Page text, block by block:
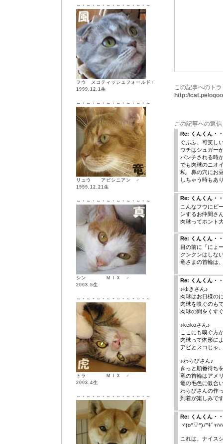
～・～・～・～・～・～・～・～
フウ スコティッシュフォールド♀
1999.12.1生
～・～・～・～・～・～・～・～
リュウ アビシニアン ♂
1999.12.21生
～・～・～・～・～・～・～・～
シン ＭＩＸ ♂
2003.5生
～・～・～・～・～・～・～・～
トラ ＭＩＸ ♂
2003.4生
～・～・～・～・～・～・～・～
この記事へのト
http://
この記事への返信
Re: くんくん・
ぐふふ、可笑し
ウチはシュガー
パンチされる時
でも肉球のニオ
私、鼻の穴にお
しちゃう時もあ
Re: くんくん・
こんなフウにピ
ンするお仲間さ
肉球ってホント
Re: くんくん・
目の前に「にょ
クンクンはしな
竜さまの首輪は
Re: くんくん・
♪ゆきさん♪
肉球はお日様の
肉球を嗅ぐのも
肉球の間をくす
♪keikoさん♪
ここにも嗅ぐ方
肉球って体形に
アビとスコじゃ
♪わらびさん♪
きっと順番待ち
竜の首輪はアメ
竜の毛色に似合
わらびさんの作
到着が楽しみで
Re: くんくん・
ヾ(o^▽^)ﾉ"ｷﾞｬﾊ
これは、ナイス